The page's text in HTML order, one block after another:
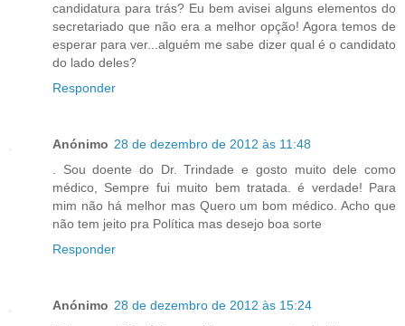
candidatura para trás? Eu bem avisei alguns elementos do
secretariado que não era a melhor opção! Agora temos de
esperar para ver...alguém me sabe dizer qual é o candidato
do lado deles?
Responder
Anónimo 28 de dezembro de 2012 às 11:48
. Sou doente do Dr. Trindade e gosto muito dele como
médico, Sempre fui muito bem tratada. é verdade! Para
mim não há melhor mas Quero um bom médico. Acho que
não tem jeito pra Política mas desejo boa sorte
Responder
Anónimo 28 de dezembro de 2012 às 15:24